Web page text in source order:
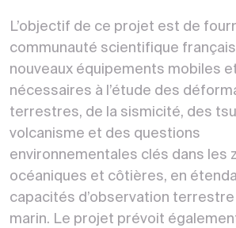
L’objectif de ce projet est de
communauté scientifique
nouveaux équipements mobiles
nécessaires à l’étude des
terrestres, de la sismicité, des
volcanisme et des questions
environnementales clés dans les
océaniques et côtières, en
capacités d’observation terrestre
marin. Le projet prévoit